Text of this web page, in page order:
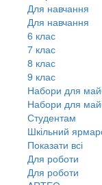
Для навчання
Для навчання
6 клас
7 клас
8 клас
9 клас
Набори для
Набори для
Студентам
Шкільний
Показати всі
Для роботи
Для роботи